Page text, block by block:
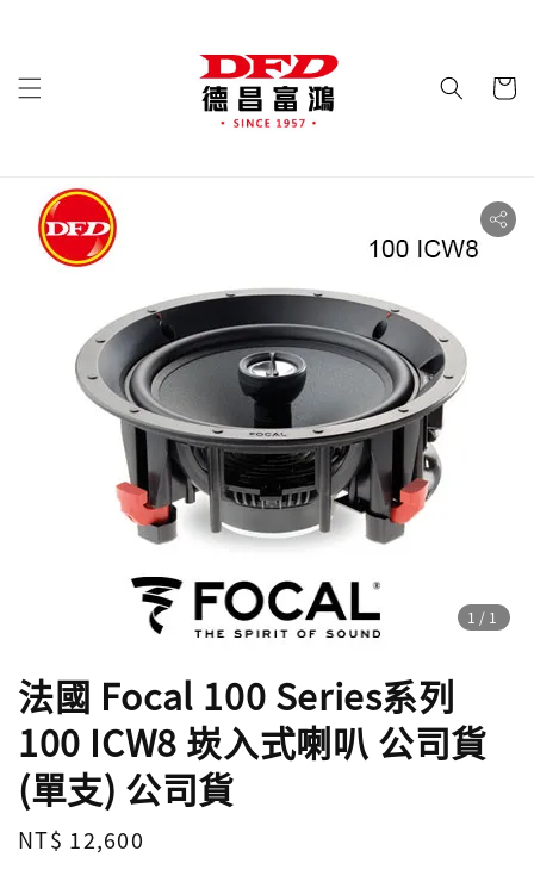
1 /1
法國 Focal 100 Series系列
100 ICW8 崁入式喇叭 公司貨
(單支) 公司貨
Regular
NT$ 12,600